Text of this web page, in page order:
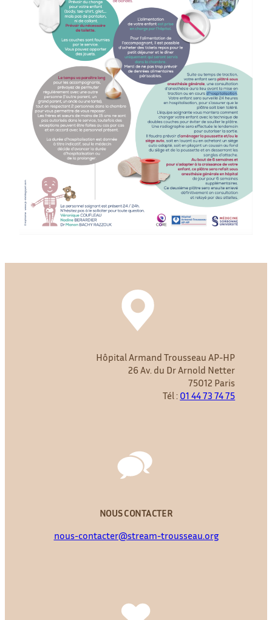
Hôpital Armand Trousseau AP-HP
26 Av. du Dr Arnold Netter
75012 Paris
Tél : 01 44 73 74 75
NOUS CONTACTER
nous-contacter@stream-trousseau.org